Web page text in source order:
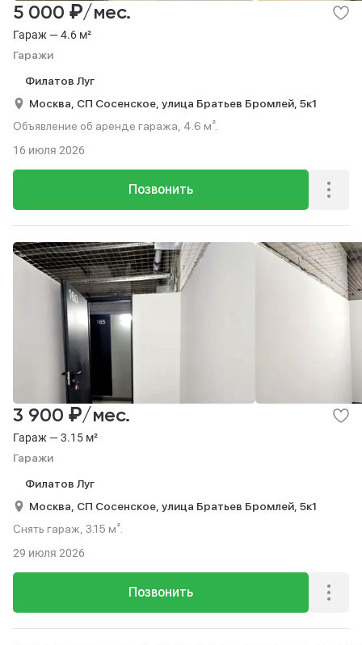
Гараж — 4.6 м²
Гаражи
5 000 ₽/мес.
Филатов Луг
Москва, СП Сосенское, улица Братьев Бромлей, 5к1
Объявление об аренде гаража, 4.6 м².
Позвонить
16 июля 2026
Гараж — 3.15 м²
Гаражи
3 900 ₽/мес.
Филатов Луг
Москва, СП Сосенское, улица Братьев Бромлей, 5к1
Снять гараж, 3.15 м².
Позвонить
29 июля 2026